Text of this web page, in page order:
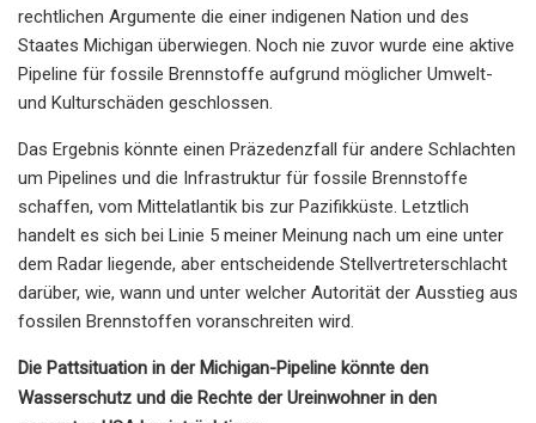
rechtlichen Argumente die einer indigenen Nation und des
Staates Michigan überwiegen. Noch nie zuvor wurde eine aktive
Pipeline für fossile Brennstoffe aufgrund möglicher Umwelt-
und Kulturschäden geschlossen.
Das Ergebnis könnte einen Präzedenzfall für andere Schlachten
um Pipelines und die Infrastruktur für fossile Brennstoffe
schaffen, vom Mittelatlantik bis zur Pazifikküste. Letztlich
handelt es sich bei Linie 5 meiner Meinung nach um eine unter
dem Radar liegende, aber entscheidende Stellvertreterschlacht
darüber, wie, wann und unter welcher Autorität der Ausstieg aus
fossilen Brennstoffen voranschreiten wird.
Die Pattsituation in der Michigan-Pipeline könnte den
Wasserschutz und die Rechte der Ureinwohner in den